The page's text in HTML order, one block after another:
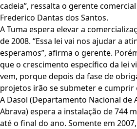
cadeia”, ressalta o gerente
Frederico Dantas dos Santos.
A Tuma espera elevar a
de 2008. “Essa lei vai nos ajudar a
esperamos”, afirma o gerente.
que o crescimento específico da lei
vem, porque depois da fase de
projetos irão se submeter e cumprir
A Dasol (Departamento Nacional de
Abrava) espera a instalação de 744
até o final do ano. Somente em